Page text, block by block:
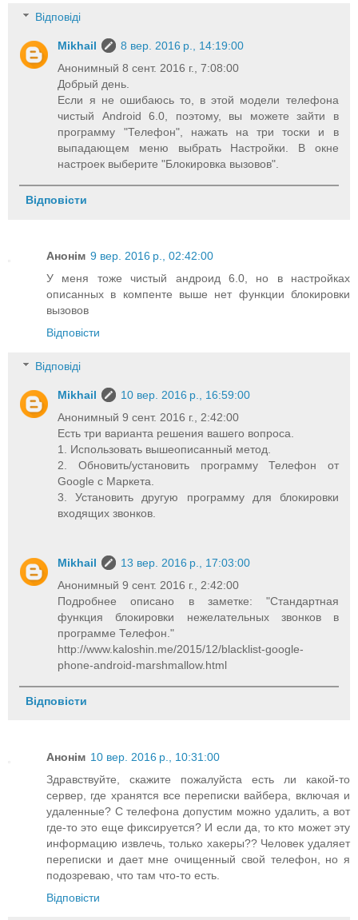
Відповіді
Mikhail
8 вер. 2016 р., 14:19:00
Анонимный 8 сент. 2016 г., 7:08:00
Добрый день.
Если я не ошибаюсь то, в этой модели телефона
чистый Android 6.0, поэтому, вы можете зайти в
программу "Телефон", нажать на три тоски и в
выпадающем меню выбрать Настройки. В окне
настроек выберите "Блокировка вызовов".
Відповісти
Анонім 9 вер. 2016 р., 02:42:00
У меня тоже чистый андроид 6.0, но в настройках
описанных в компенте выше нет функции блокировки
вызовов
Відповісти
Відповіді
Mikhail
10 вер. 2016 р., 16:59:00
Анонимный 9 сент. 2016 г., 2:42:00
Есть три варианта решения вашего вопроса.
1. Использовать вышеописанный метод.
2. Обновить/установить программу Телефон от
Google с Маркета.
3. Установить другую программу для блокировки
входящих звонков.
Mikhail
13 вер. 2016 р., 17:03:00
Анонимный 9 сент. 2016 г., 2:42:00
Подробнее описано в заметке: "Стандартная
функция блокировки нежелательных звонков в
программе Телефон."
http://www.kaloshin.me/2015/12/blacklist-google-
phone-android-marshmallow.html
Відповісти
Анонім 10 вер. 2016 р., 10:31:00
Здравствуйте, скажите пожалуйста есть ли какой-то
сервер, где хранятся все переписки вайбера, включая и
удаленные? С телефона допустим можно удалить, а вот
где-то это еще фиксируется? И если да, то кто может эту
информацию извлечь, только хакеры?? Человек удаляет
переписки и дает мне очищенный свой телефон, но я
подозреваю, что там что-то есть.
Відповісти